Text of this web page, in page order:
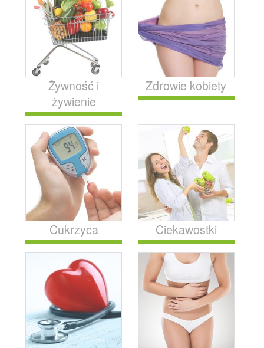
Żywność i
żywienie
Zdrowie kobiety
Cukrzyca Ciekawostki